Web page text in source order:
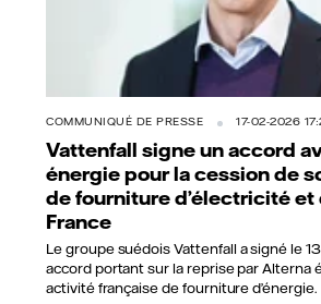
COMMUNIQUÉ DE PRESSE 17-02-2026
Vattenfall signe un accord
énergie pour la cession de
de fourniture d’électricité et
France
Le groupe suédois Vattenfall a signé le
accord portant sur la reprise par Alterna
activité française de fourniture d’énergie.